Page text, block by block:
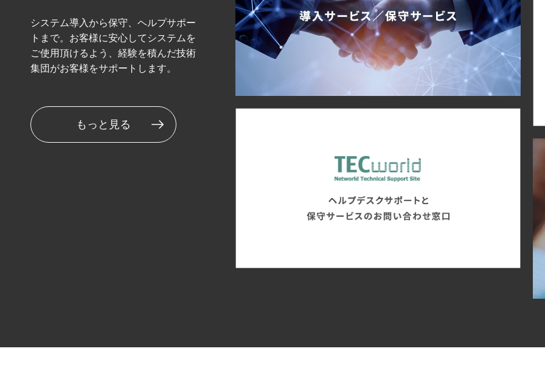
システム導入から保守、ヘルプサポー
トまで。お客様に安心してシステムを
ご使用頂けるよう、経験を積んだ技術
集団がお客様をサポートします。
もっと見る